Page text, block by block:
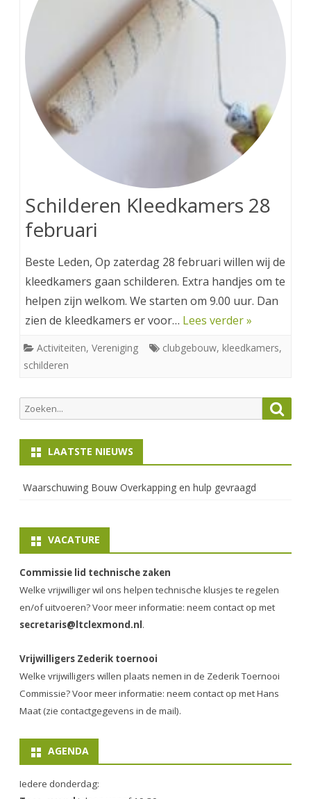
Schilderen Kleedkamers 28
februari
Beste Leden, Op zaterdag 28 februari willen wij de
kleedkamers gaan schilderen. Extra handjes om te
helpen zijn welkom. We starten om 9.00 uur. Dan
zien de kleedkamers er voor… Lees verder »
Activiteiten, Vereniging clubgebouw, kleedkamers,
schilderen
Zoeken
naar:
LAATSTE NIEUWS
Waarschuwing Bouw Overkapping en hulp gevraagd
VACATURE
Commissie lid technische zaken
Welke vrijwilliger wil ons helpen technische klusjes te regelen
en/of uitvoeren? Voor meer informatie: neem contact op met
secretaris@ltclexmond.nl .
Vrijwilligers Zederik toernooi
Welke vrijwilligers willen plaats nemen in de Zederik Toernooi
Commissie? Voor meer informatie: neem contact op met Hans
Maat (zie contactgegevens in de mail).
AGENDA
Iedere donderdag: